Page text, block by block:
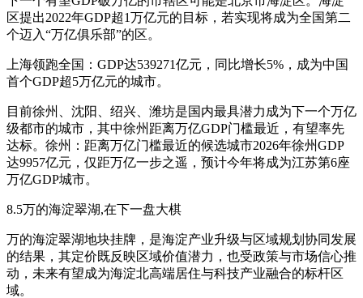
区提出2022年GDP超1万亿元的目标，若实现将成为全国第二
个迈入“万亿俱乐部”的区。
上海领跑全国：GDP达539271亿元，同比增长5%，成为中国
首个GDP超5万亿元的城市。
目前徐州、沈阳、绍兴、潍坊是国内最具潜力成为下一个万亿
级都市的城市，其中徐州距离万亿GDP门槛最近，有望率先
达标。徐州：距离万亿门槛最近的候选城市2026年徐州GDP
达9957亿元，仅距万亿一步之遥，预计今年将成为江苏第6座
万亿GDP城市。
8.5万的海淀翠湖,在下一盘大棋
万的海淀翠湖地块挂牌，是海淀产业升级与区域规划协同发展
的结果，其定价既反映区域价值潜力，也受政策与市场信心推
动，未来有望成为海淀北高端居住与科技产业融合的标杆区
域。